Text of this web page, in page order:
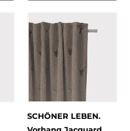
SCHÖNER LEBEN.